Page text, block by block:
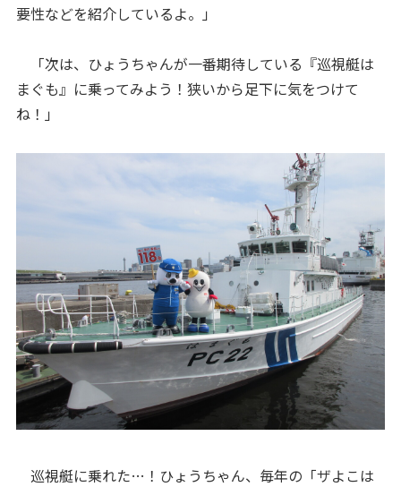
要性などを紹介しているよ。」
「次は、ひょうちゃんが一番期待している『巡視艇は
まぐも』に乗ってみよう！狭いから足下に気をつけて
ね！」
巡視艇に乗れた…！ひょうちゃん、毎年の「ザよこは